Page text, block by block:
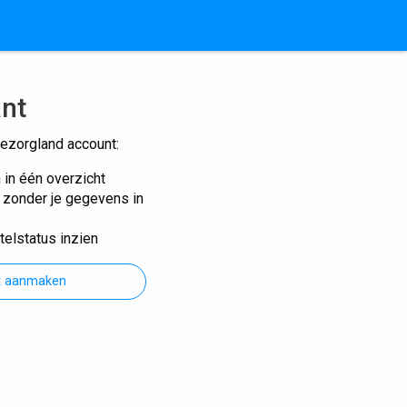
account:
één overzicht
je gegevens in
inzien